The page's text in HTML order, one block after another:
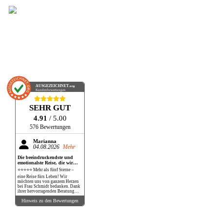
AUSGEZEICHNET.org
Kundenbewertungen
SEHR GUT
4.91 / 5.00
576 Bewertungen
Marianna
04.08.2026 Mehr
Die beeindruckendste und
emotionalste Reise, die wir
bisher gemacht haben!
⭐⭐⭐⭐⭐ Mehr als fünf Sterne –
eine Reise fürs Leben! Wir
möchten uns von ganzem Herzen
bei Frau Schmidt bedanken. Dank
ihrer hervorragenden Beratung
und perfekten Organisation
durften wir eine Reise erleben, die
unsere Erwartungen in jeder
Hinweis zu den Bewertungen